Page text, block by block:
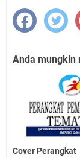
Anda mungkin
Cover Perangkat